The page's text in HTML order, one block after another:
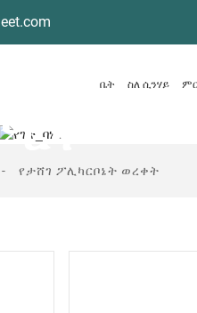
ቤት ስለ ሲንሃይ
ምርት
የታሸገ ፖሊካርቦኔት ወረቀት